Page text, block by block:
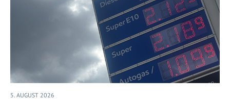
5. AUGUST 2026